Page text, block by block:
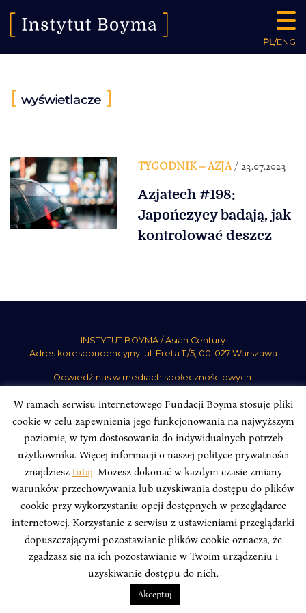
PL/ENG
[ wyświetlacze ]
TYGODNIK – AZJA/ 23.07.2023
Azjatech #198:
Japończycy badają, jak
kontrolować deszcz
INSTYTUT BOYMA / Asian Century
Adres korespondencyjny: ul. Freta 11/5, 00-027 Warszawa
Odwiedź nas w mediach społecznościowych:
INSTYTUT BOYMA. WSZELKIE PRAWA ZASTRZEŻONE.Polityka
Prywatności Serwisu Polityka Prywatności Fundacji
W ramach serwisu internetowego Fundacji Boyma stosuje pliki
cookie w celu zapewnienia jego funkcjonowania na najwyższym
poziomie, w tym dostosowania do indywidualnych potrzeb
użytkownika. Więcej informacji o naszej polityce prywatności
znajdziesz tutaj. Możesz dokonać w każdym czasie zmiany
warunków przechowywania lub uzyskiwania dostępu do plików
cookie przy wykorzystaniu opcji dostępnych w przeglądarce
internetowej. Korzystanie z serwisu z ustawieniami przeglądarki
dopuszczającymi pozostawianie plików cookie oznacza, że
zgadzasz się na ich pozostawianie w Twoim urządzeniu i
uzyskiwanie dostępu do nich.
Akceptuj